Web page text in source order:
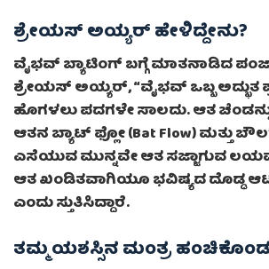
ಶ್ರೇಯಸ್ ಅಯ್ಯರ್ ಹೇಳಿದ್ದೇನು?
ವೈಭವ್ ಬ್ಯಾಟಿಂಗ್ ಬಗ್ಗೆ ಮಾತನಾಡಿದ
ಶ್ರೇಯಸ್ ಅಯ್ಯರ್, “ವೈಭವ್ ಒಬ್ಬ ಅದ್ಭುತ
ಹೊಗಳಲು ಪದಗಳೇ ಸಾಲದು. ಆತ
ಆತನ ಬ್ಯಾಟ್ ಫ್ಲೋ (Bat Flow) ಮತ್ತು
ಎಸೆಯುವ ಮುನ್ನವೇ ಆತ ಸಜ್ಜಾಗುವ
ಆತ ಖಂಡಿತವಾಗಿಯೂ ಭವಿಷ್ಯದ ದೊಡ್ಡ
ಎಂದು ಸ್ತುತಿಸಿದ್ದಾರೆ.
ತಮ್ಮ ಯಶಸ್ಸಿನ ಮಂತ್ರ